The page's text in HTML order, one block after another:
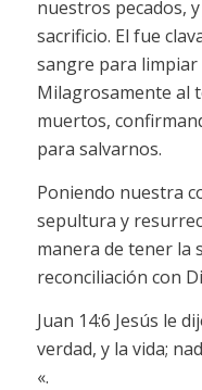
nuestros pecados,
sacrificio. El fue
sangre para limpiar
Milagrosamente al
muertos,
para salvarnos.
Poniendo nuestra
sepultura y
manera de tener la
reconciliación con
Juan 14:6 Jesús le
verdad, y la vida;
«.